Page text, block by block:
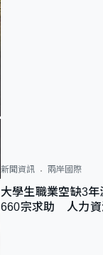
新聞資訊 兩岸國際
大學生職業空缺3
660宗求助 人力資